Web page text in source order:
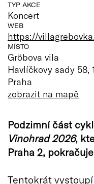
TYP AKCE
Koncert
WEB
https://
MÍSTO
Gröbova vila
Havlíčkovy sady 58,
Praha
zobrazit na mapě
Podzimní část
Vinohrad 2026,
Praha 2,
Tentokrát